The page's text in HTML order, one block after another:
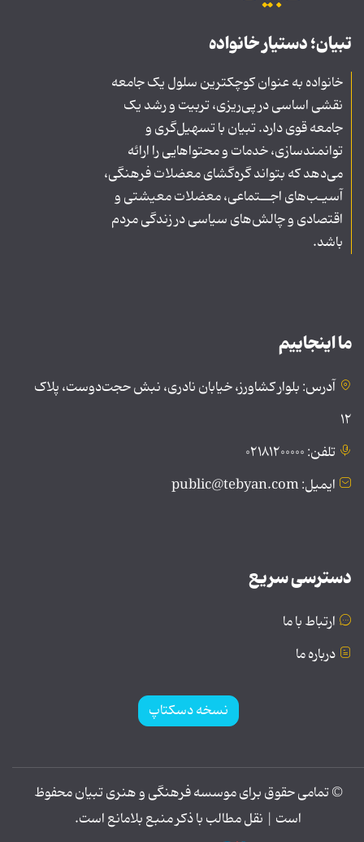
تبیان؛ دستیار خانواده
خانواده به عنوان کوچکترین سلول یک جامعه
نقشی اساسی در پی‌ریزی، تربیت و رشد یک
جامعه قوی دارد. تبیان با تسهیل‌گری و
توانمندسازی، خدمات و محتواهایی را ارائه
می‌دهد که بتواند گره‌گشای معضلات فرهنگی،
آسیـب‌های اجــتماعی، معضلات معیشتی و
اقتصادی و چالش‌های سیاسی در زندگی مردم
باشد.
ما اینجاییم
آدرس: بلوار کشاورز، خیابان نادری، نبش حجت‌دوست، پلاک
۱۲
تلفن: ۰۲۱۸۱۲۰۰۰۰۰
ایمیل: public@tebyan.com
دسترسی سریع
ارتباط با ما
درباره ما
نسخه دسکتاپ
© تمامی حقوق برای موسسه فرهنگی و هنری تبیان محفوظ
است | نقل مطالب با ذکر منبع بلامانع است.